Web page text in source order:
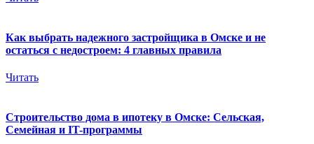
Как выбрать надежного застройщика в Омске и не
остаться с недостроем: 4 главных правила
Читать
Строительство дома в ипотеку в Омске: Сельская,
Семейная и IT-программы